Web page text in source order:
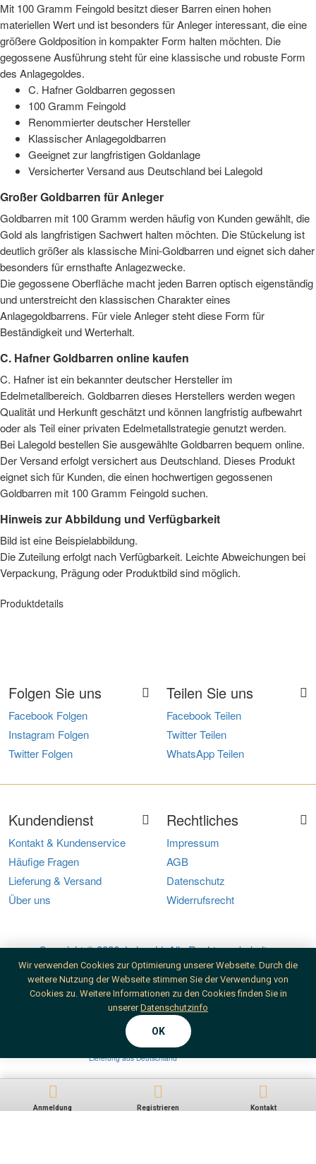
Mit 100 Gramm Feingold besitzt dieser Barren einen hohen
materiellen Wert und ist besonders für Anleger interessant, die eine
größere Goldposition in kompakter Form halten möchten. Die
gegossene Ausführung steht für eine klassische und robuste Form
des Anlagegoldes.
C. Hafner Goldbarren gegossen
100 Gramm Feingold
Renommierter deutscher Hersteller
Klassischer Anlagegoldbarren
Geeignet zur langfristigen Goldanlage
Versicherter Versand aus Deutschland bei Lalegold
Großer Goldbarren für Anleger
Goldbarren mit 100 Gramm werden häufig von Kunden gewählt, die
Gold als langfristigen Sachwert halten möchten. Die Stückelung ist
deutlich größer als klassische Mini-Goldbarren und eignet sich daher
besonders für ernsthafte Anlagezwecke.
Die gegossene Oberfläche macht jeden Barren optisch eigenständig
und unterstreicht den klassischen Charakter eines
Anlagegoldbarrens. Für viele Anleger steht diese Form für
Beständigkeit und Werterhalt.
C. Hafner Goldbarren online kaufen
C. Hafner ist ein bekannter deutscher Hersteller im
Edelmetallbereich. Goldbarren dieses Herstellers werden wegen
Qualität und Herkunft geschätzt und können langfristig aufbewahrt
oder als Teil einer privaten Edelmetallstrategie genutzt werden.
Bei Lalegold bestellen Sie ausgewählte Goldbarren bequem online.
Der Versand erfolgt versichert aus Deutschland. Dieses Produkt
eignet sich für Kunden, die einen hochwertigen gegossenen
Goldbarren mit 100 Gramm Feingold suchen.
Hinweis zur Abbildung und Verfügbarkeit
Bild ist eine Beispielabbildung.
Die Zuteilung erfolgt nach Verfügbarkeit. Leichte Abweichungen bei
Verpackung, Prägung oder Produktbild sind möglich.
Produktdetails
Folgen Sie uns
Facebook Folgen
Instagram Folgen
Twitter Folgen
Kundendienst
Kontakt & Kundenservice
Häufige Fragen
Lieferung & Versand
Über uns
Rechtliches
Impressum
AGB
Datenschutz
Widerrufsrecht
Teilen Sie uns
Facebook Teilen
Twitter Teilen
WhatsApp Teilen
Copyright © 2026, Lalegold, Alle Rechte vorbehalten
Lieferung aus Deutschland
SSL-Verschlüsselung
Wir verwenden Cookies zur Optimierung unserer Webseite. Durch die
weitere Nutzung der Webseite stimmen Sie der Verwendung von
Cookies zu. Weitere Informationen zu den Cookies finden Sie in
unsererDatenschutzinfo
OK
Anmeldung Registrieren Kontakt